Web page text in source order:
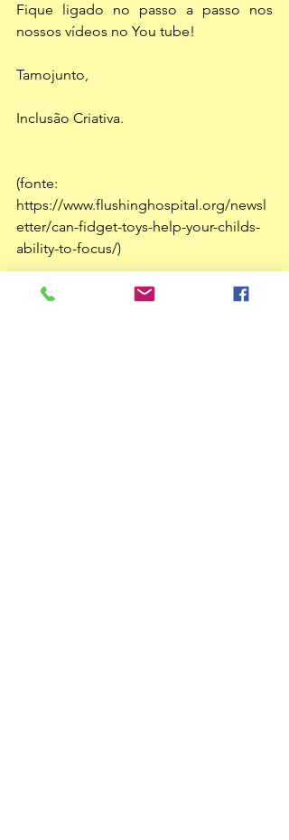
Fique ligado no passo a passo nos
nossos vídeos no You tube!
Tamojunto,
Inclusão Criativa.
(fonte:
https://www.flushinghospital.org/newsl
etter/can-fidget-toys-help-your-childs-
ability-to-focus/)